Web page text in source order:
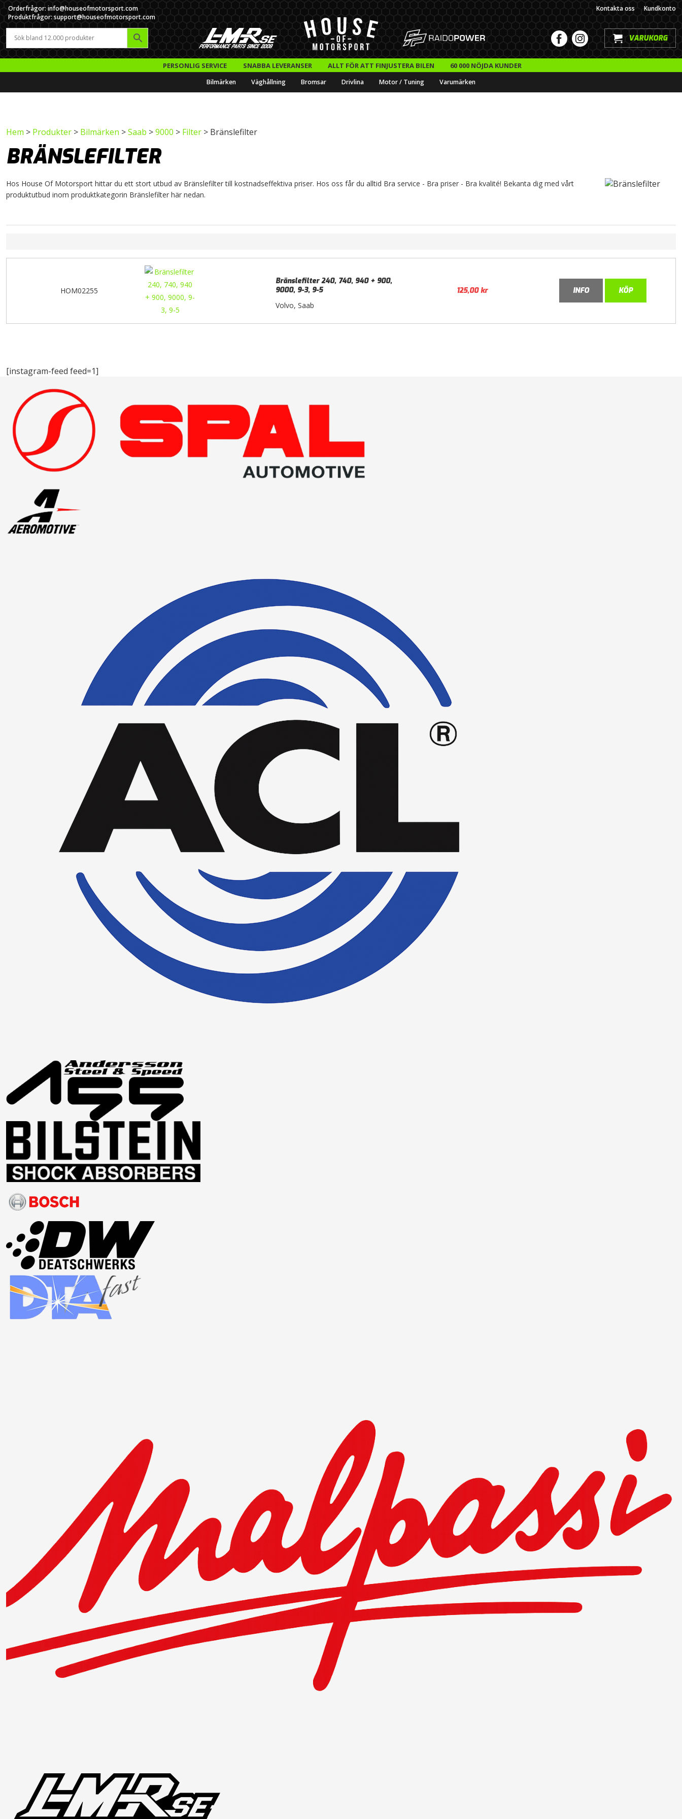
Orderfrågor: info@houseofmotorsport.com
Produktfrågor: support@houseofmotorsport.com
Kontakta oss Kundkonto
VARUKORG
PERSONLIG SERVICE SNABBA LEVERANSER ALLT FÖR ATT FINJUSTERA BILEN 60 000 NÖJDA KUNDER
Bilmärken Väghållning Bromsar Drivlina Motor / Tuning Varumärken
Hem > Produkter > Bilmärken >Saab >9000 > Filter > Bränslefilter
BRÄNSLEFILTER
Hos House Of Motorsport hittar du ett stort utbud av Bränslefilter till kostnadseffektiva priser. Hos oss får du alltid Bra service - Bra priser - Bra kvalité! Bekanta dig med vårt
produktutbud inom produktkategorin Bränslefilter här nedan.
HOM02255
Bränslefilter 240, 740, 940 + 900,
9000, 9-3, 9-5
Volvo, Saab
125,00kr INFO KÖP
[instagram-feed feed=1]